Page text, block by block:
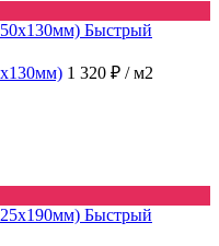
Быстрый
1 320 ₽ / м2
Быстрый